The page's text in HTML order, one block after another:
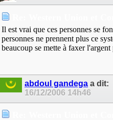
Il est vrai que ces personnes se
personnes ne prennent plus ce
beaucoup se mette à faxer
abdoul gandega a dit:
16/12/2006 14h46